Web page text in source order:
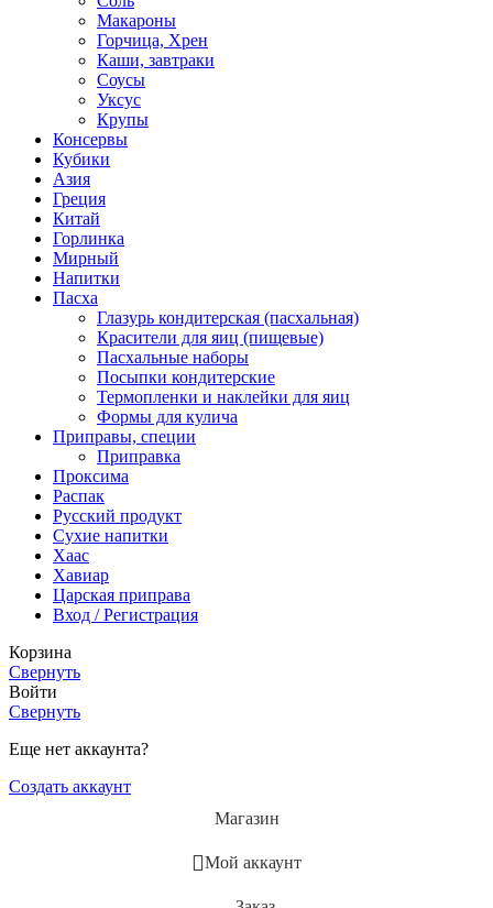
Макароны
Горчица, Хрен
Каши, завтраки
Соусы
Уксус
Крупы
Консервы
Кубики
Азия
Греция
Китай
Горлинка
Мирный
Напитки
Пасха
Глазурь кондитерская (пасхальная)
Красители для яиц (пищевые)
Пасхальные наборы
Посыпки кондитерские
Термопленки и наклейки для яиц
Формы для кулича
Приправы, специи
Приправка
Проксима
Распак
Русский продукт
Сухие напитки
Хаас
Хавиар
Царская приправа
Вход / Регистрация
Корзина
Свернуть
Войти
Свернуть
Еще нет аккаунта?
Создать аккаунт
Магазин
Мой аккаунт